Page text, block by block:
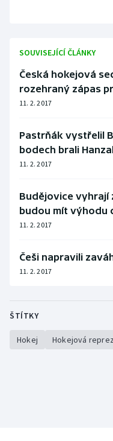
Sportovní střelba
Stolní tenis
Triatlon
Veslování
Vodní slalom
Volejbal
Ostatní
SOUVISEJÍCÍ ČLÁNKY
Česká hokejová
rozehraný zápas
11. 2. 2017
Pastrňák vystřelil
bodech brali
11. 2. 2017
Budějovice vyhrají
budou mít výhodu
11. 2. 2017
Češi napravili
11. 2. 2017
ŠTÍTKY
Hokej Hokejová